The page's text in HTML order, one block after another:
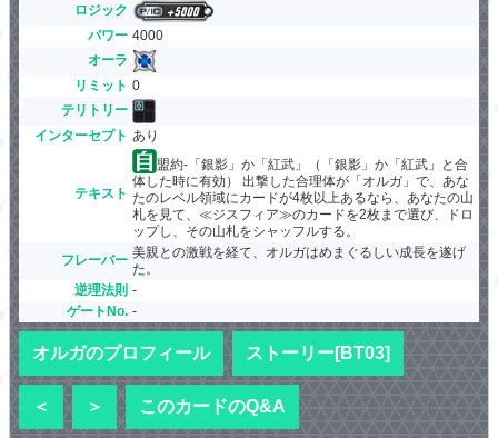
ロジック
パワー 4000
オーラ
リミット 0
テリトリー
インターセプト あり
テキスト
盟約-「銀影」か「紅武」（「銀影」か「紅武」と合
体した時に有効） 出撃した合理体が「オルガ」で、あな
たのレベル領域にカードが4枚以上あるなら、あなたの山
札を見て、≪ジスフィア≫のカードを2枚まで選び、ドロ
ップし、その山札をシャッフルする。
フレーバー 美親との激戦を経て、オルガはめまぐるしい成長を遂げ
た。
逆理法則 -
ゲートNo. -
オルガのプロフィール ストーリー[BT03]
＜ ＞ このカードのQ&A